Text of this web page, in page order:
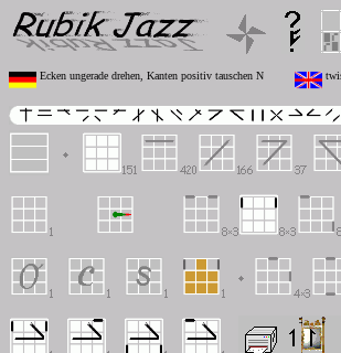
Ecken ungerade drehen, Kanten positiv tauschen N